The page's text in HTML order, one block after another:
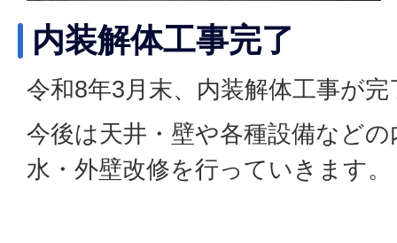
内装解体工事完了
令和8年3月末、内装解体工事が
今後は天井・壁や各種設備など
水・外壁改修を行っていきます。